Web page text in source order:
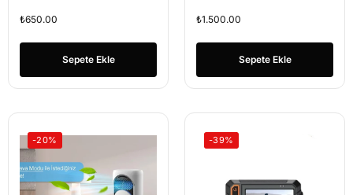
₺650.00
Sepete Ekle
₺1.500.00
Sepete Ekle
-20% -39%